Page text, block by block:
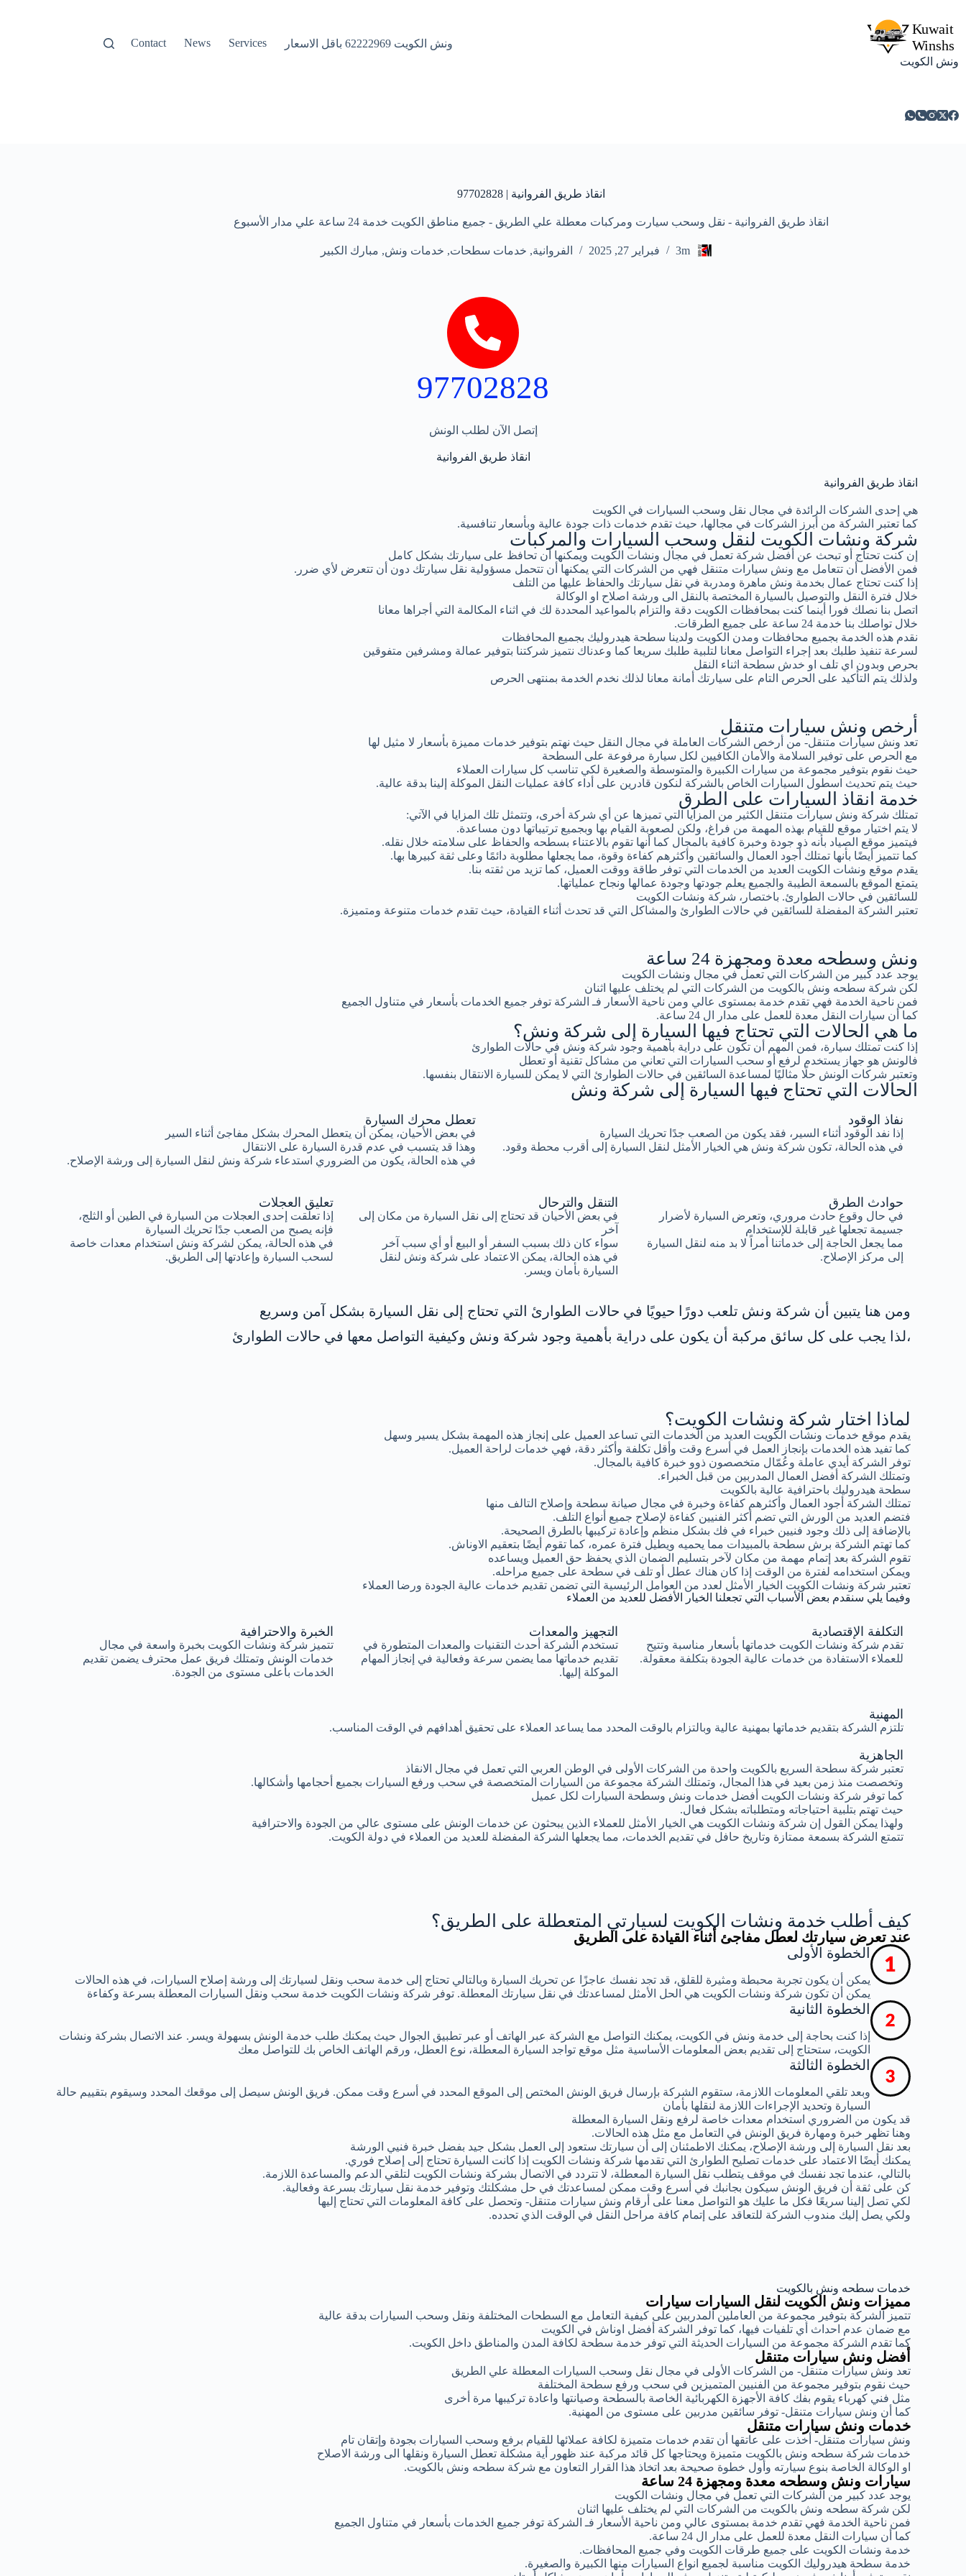
ونش الكويت
ونش الكويت 62222969 باقل الاسعار Services
News
Contact
انقاذ طريق الفروانية | 97702828
انقاذ طريق الفروانية - نقل وسحب سيارت ومركبات معطلة علي الطريق - جميع مناطق الكويت خدمة 24 ساعة علي مدار الأسبوع
3m فبراير 27, 2025 الفروانية, خدمات سطحات, خدمات ونش, مبارك الكبير
97702828
إتصل الآن لطلب الونش
انقاذ طريق الفروانية
انقاذ طريق الفروانية
هي إحدى الشركات الرائدة في مجال نقل وسحب السيارات في الكويت
كما تعتبر الشركة من أبرز الشركات في مجالها، حيث تقدم خدمات ذات جودة عالية وبأسعار تنافسية.
شركة ونشات الكويت لنقل وسحب السيارات والمركبات
إن كنت تحتاج أو تبحث عن أفضل شركة تعمل في مجال ونشات الكويت ويمكنها أن تحافظ على سيارتك بشكل كامل
فمن الأفضل أن تتعامل مع ونش سيارات متنقل فهي من الشركات التي يمكنها أن تتحمل مسؤولية نقل سيارتك دون أن تتعرض لأي ضرر.
إذا كنت تحتاج عمال بخدمة ونش ماهرة ومدربة في نقل سيارتك والحفاظ عليها من التلف
خلال فترة النقل والتوصيل بالسيارة المختصة بالنقل الى ورشة اصلاح او الوكالة
اتصل بنا نصلك فورا أينما كنت بمحافظات الكويت دقة والتزام بالمواعيد المحددة لك في اثناء المكالمة التي أجراها معانا
خلال تواصلك بنا خدمة 24 ساعة على جميع الطرقات.
نقدم هذه الخدمة بجميع محافظات ومدن الكويت ولدينا سطحة هيدروليك بجميع المحافظات
لسرعة تنفيذ طلبك بعد إجراء التواصل معانا لتلبية طلبك سريعا كما وعدناك نتميز شركتنا بتوفير عمالة ومشرفين متفوقين
بحرص وبدون اي تلف او خدش سطحة اثناء النقل
ولذلك يتم التأكيد على الحرص التام على سيارتك أمانة معانا لذلك نخدم الخدمة بمنتهى الحرص
أرخص ونش سيارات متنقل
تعد ونش سيارات متنقل- من أرخص الشركات العاملة في مجال النقل حيث نهتم بتوفير خدمات مميزة بأسعار لا مثيل لها
مع الحرص على توفير السلامة والأمان الكافيين لكل سيارة مرفوعة على السطحة
حيث نقوم بتوفير مجموعة من سيارات الكبيرة والمتوسطة والصغيرة لكي تناسب كل سيارات العملاء
حيث يتم تحديث اسطول السيارات الخاص بالشركة لنكون قادرين على أداء كافة عمليات النقل الموكلة إلينا بدقة عالية.
خدمة انقاذ السيارات على الطرق
تمتلك شركة ونش سيارات متنقل الكثير من المزايا التي تميزها عن أي شركة أخرى، وتتمثل تلك المزايا في الآتي:
لا يتم اختيار موقع للقيام بهذه المهمة من فراغ، ولكن لصعوبة القيام بها وبجميع ترتيباتها دون مساعدة.
فيتميز موقع الصياد بأنه ذو جودة وخبرة كافية بالمجال كما أنها تقوم بالاعتناء بسطحه والحفاظ على سلامته خلال نقله.
كما تتميز أيضًا بأنها تمتلك أجود العمال والسائقين وأكثرهم كفاءة وقوة، مما يجعلها مطلوبة دائمًا وعلى ثقة كبيرها بها.
يقدم موقع ونشات الكويت العديد من الخدمات التي توفر طاقة ووقت العميل، كما تزيد من ثقته بنا.
يتمتع الموقع بالسمعة الطيبة والجميع يعلم جودتها وجودة عمالها ونجاح عملياتها.
للسائقين في حالات الطوارئ. باختصار، شركة ونشات الكويت
تعتبر الشركة المفضلة للسائقين في حالات الطوارئ والمشاكل التي قد تحدث أثناء القيادة، حيث تقدم خدمات متنوعة ومتميزة.
ونش وسطحه معدة ومجهزة 24 ساعة
يوجد عدد كبير من الشركات التي تعمل في مجال ونشات الكويت
لكن شركة سطحه ونش بالكويت من الشركات التي لم يختلف عليها اثنان
فمن ناحية الخدمة فهي تقدم خدمة بمستوى عالي ومن ناحية الأسعار فـ الشركة توفر جميع الخدمات بأسعار في متناول الجميع
كما أن سيارات النقل معدة للعمل على مدار ال 24 ساعة.
ما هي الحالات التي تحتاج فيها السيارة إلى شركة ونش؟
إذا كنت تمتلك سيارة، فمن المهم أن تكون على دراية بأهمية وجود شركة ونش في حالات الطوارئ
فالونش هو جهاز يستخدم لرفع أو سحب السيارات التي تعاني من مشاكل تقنية أو تعطل
وتعتبر شركات الونش حلًا مثاليًا لمساعدة السائقين في حالات الطوارئ التي لا يمكن للسيارة الانتقال بنفسها.
الحالات التي تحتاج فيها السيارة إلى شركة ونش
تعطل محرك السيارة
في بعض الأحيان، يمكن أن يتعطل المحرك بشكل مفاجئ أثناء السير
وهذا قد يتسبب في عدم قدرة السيارة على الانتقال
في هذه الحالة، يكون من الضروري استدعاء شركة ونش لنقل السيارة إلى ورشة الإصلاح.
نفاذ الوقود
إذا نفد الوقود أثناء السير، فقد يكون من الصعب جدًا تحريك السيارة
في هذه الحالة، تكون شركة ونش هي الخيار الأمثل لنقل السيارة إلى أقرب محطة وقود.
تعليق العجلات
إذا تعلقت إحدى العجلات من السيارة في الطين أو الثلج،
فإنه يصبح من الصعب جدًا تحريك السيارة
في هذه الحالة، يمكن لشركة ونش استخدام معدات خاصة
لسحب السيارة وإعادتها إلى الطريق.
التنقل والترحال
في بعض الأحيان قد تحتاج إلى نقل السيارة من مكان إلى
آخر
سواء كان ذلك بسبب السفر أو البيع أو أي سبب آخر
في هذه الحالة، يمكن الاعتماد على شركة ونش لنقل
السيارة بأمان ويسر.
حوادث الطرق
في حال وقوع حادث مروري، وتعرض السيارة لأضرار
جسيمة تجعلها غير قابلة للإستخدام
مما يجعل الحاجة إلى خدماتنا أمراً لا بد منه لنقل السيارة
إلى مركز الإصلاح.
ومن هنا يتبين أن شركة ونش تلعب دورًا حيويًا في حالات الطوارئ التي تحتاج إلى نقل السيارة بشكل آمن وسريع
،لذا يجب على كل سائق مركبة أن يكون على دراية بأهمية وجود شركة ونش وكيفية التواصل معها في حالات الطوارئ
لماذا اختار شركة ونشات الكويت؟
يقدم موقع خدمات ونشات الكويت العديد من الخدمات التي تساعد العميل على إنجاز هذه المهمة بشكل يسير وسهل
كما تفيد هذه الخدمات بإنجاز العمل في أسرع وقت وأقل تكلفة وأكثر دقة، فهي خدمات لراحة العميل.
توفر الشركة أيدي عاملة وعُمّال متخصصون ذوو خبرة كافية بالمجال.
وتمتلك الشركة أفضل العمال المدربين من قبل الخبراء.
سطحة هيدروليك باحترافية عالية بالكويت
تمتلك الشركة أجود العمال وأكثرهم كفاءة وخبرة في مجال صيانة سطحة وإصلاح التالف منها
فتضم العديد من الورش التي تضم أكثر الفنيين كفاءة لإصلاح جميع أنواع التلف.
بالإضافة إلى ذلك وجود فنيين خبراء في فك بشكل منظم وإعادة تركيبها بالطرق الصحيحة.
كما تهتم الشركة برش سطحة بالمبيدات مما يحميه ويطيل فترة عمره، كما تقوم أيضًا بتعقيم الاوناش.
تقوم الشركة بعد إتمام مهمة من مكان لآخر بتسليم الضمان الذي يحفظ حق العميل ويساعده
ويمكن استخدامه لفترة من الوقت إذا كان هناك عطل أو تلف في سطحة على جميع مراحله.
تعتبر شركة ونشات الكويت الخيار الأمثل لعدد من العوامل الرئيسية التي تضمن تقديم خدمات عالية الجودة ورضا العملاء
وفيما يلي سنقدم بعض الأسباب التي تجعلنا الخيار الأفضل للعديد من العملاء
الخبرة والاحترافية
تتميز شركة ونشات الكويت بخبرة واسعة في مجال
خدمات الونش وتمتلك فريق عمل محترف يضمن تقديم
الخدمات بأعلى مستوى من الجودة.
التجهيز والمعدات
تستخدم الشركة أحدث التقنيات والمعدات المتطورة في
تقديم خدماتها مما يضمن سرعة وفعالية في إنجاز المهام
الموكلة إليها.
التكلفة الإقتصادية
تقدم شركة ونشات الكويت خدماتها بأسعار مناسبة وتتيح
للعملاء الاستفادة من خدمات عالية الجودة بتكلفة معقولة.
المهنية
تلتزم الشركة بتقديم خدماتها بمهنية عالية وبالتزام بالوقت المحدد مما يساعد العملاء على تحقيق أهدافهم في الوقت المناسب.
الجاهزية
تعتبر شركة سطحة السريع بالكويت واحدة من الشركات الأولى في الوطن العربي التي تعمل في مجال الانقاذ
وتخصصت منذ زمن بعيد في هذا المجال، وتمتلك الشركة مجموعة من السيارات المتخصصة في سحب ورفع السيارات بجميع أحجامها وأشكالها.
كما توفر شركة ونشات الكويت أفضل خدمات ونش وسطحة السيارات لكل عميل
حيث تهتم بتلبية احتياجاته ومتطلباته بشكل فعال.
ولهذا يمكن القول إن شركة ونشات الكويت هي الخيار الأمثل للعملاء الذين يبحثون عن خدمات الونش على مستوى عالي من الجودة والاحترافية
تتمتع الشركة بسمعة ممتازة وتاريخ حافل في تقديم الخدمات، مما يجعلها الشركة المفضلة للعديد من العملاء في دولة الكويت.
كيف أطلب خدمة ونشات الكويت لسيارتي المتعطلة على الطريق؟
عند تعرض سيارتك لعطل مفاجئ أثناء القيادة على الطريق
الخطوة الأولى
يمكن أن يكون تجربة محبطة ومثيرة للقلق، قد تجد نفسك عاجزًا عن تحريك السيارة وبالتالي تحتاج إلى خدمة سحب ونقل لسيارتك إلى ورشة إصلاح السيارات، في هذه الحالات
يمكن أن تكون شركة ونشات الكويت هي الحل الأمثل لمساعدتك في نقل سيارتك المعطلة. توفر شركة ونشات الكويت خدمة سحب ونقل السيارات المعطلة بسرعة وكفاءة
الخطوة الثانية
إذا كنت بحاجة إلى خدمة ونش في الكويت، يمكنك التواصل مع الشركة عبر الهاتف أو عبر تطبيق الجوال حيث يمكنك طلب خدمة الونش بسهولة ويسر. عند الاتصال بشركة ونشات
الكويت، ستحتاج إلى تقديم بعض المعلومات الأساسية مثل موقع تواجد السيارة المعطلة، نوع العطل، ورقم الهاتف الخاص بك للتواصل معك
الخطوة الثالثة
وبعد تلقي المعلومات اللازمة، ستقوم الشركة بإرسال فريق الونش المختص إلى الموقع المحدد في أسرع وقت ممكن. فريق الونش سيصل إلى موقعك المحدد وسيقوم بتقييم حالة
السيارة وتحديد الإجراءات اللازمة لنقلها بأمان
قد يكون من الضروري استخدام معدات خاصة لرفع ونقل السيارة المعطلة
وهنا تظهر خبرة ومهارة فريق الونش في التعامل مع مثل هذه الحالات.
بعد نقل السيارة إلى ورشة الإصلاح، يمكنك الاطمئنان إلى أن سيارتك ستعود إلى العمل بشكل جيد بفضل خبرة فنيي الورشة
يمكنك أيضًا الاعتماد على خدمات تصليح الطوارئ التي تقدمها شركة ونشات الكويت إذا كانت السيارة تحتاج إلى إصلاح فوري.
بالتالي، عندما تجد نفسك في موقف يتطلب نقل السيارة المعطلة، لا تتردد في الاتصال بشركة ونشات الكويت لتلقي الدعم والمساعدة اللازمة.
كن على ثقة أن فريق الونش سيكون بجانبك في أسرع وقت ممكن لمساعدتك في حل مشكلتك وتوفير خدمة نقل سيارتك بسرعة وفعالية.
لكي تصل إلينا سريعًا فكل ما عليك هو التواصل معنا على أرقام ونش سيارات متنقل- وتحصل على كافة المعلومات التي تحتاج إليها
ولكي يصل إليك مندوب الشركة للتعاقد على إتمام كافة مراحل النقل في الوقت الذي تحدده.
خدمات سطحه ونش بالكويت
مميزات ونش الكويت لنقل السيارات سيارات
تتميز الشركة بتوفير مجموعة من العاملين المدربين على كيفية التعامل مع السطحات المختلفة ونقل وسحب السيارات بدقة عالية
مع ضمان عدم احداث أي تلفيات فيها، كما توفر الشركة أفضل اوناش في الكويت
كما تقدم الشركة مجموعة من السيارات الحديثة التي توفر خدمة سطحة لكافة المدن والمناطق داخل الكويت.
أفضل ونش سيارات متنقل
تعد ونش سيارات متنقل- من الشركات الأولى في مجال نقل وسحب السيارات المعطلة علي الطريق
حيث نقوم بتوفير مجموعة من الفنيين المتميزين في سحب ورفع سطحة المختلفة
مثل فني كهرباء يقوم بفك كافة الأجهزة الكهربائية الخاصة بالسطحة وصيانتها واعادة تركيبها مرة أخرى
كما أن ونش سيارات متنقل- توفر سائقين مدربين على مستوى من المهنية.
خدمات ونش سيارات متنقل
ونش سيارات متنقل- أخذت على عاتقها أن تقدم خدمات متميزة لكافة عملائها للقيام برفع وسحب السيارات بجودة وإتقان تام
خدمات شركة سطحه ونش بالكويت متميزة ويحتاجها كل قائد مركبة عند ظهور أية مشكلة تعطل السيارة ونقلها الى ورشة الاصلاح
او الوكالة الخاصة بنوع سيارته وأول خطوة صحيحة بعد اتخاذ هذا القرار التعاون مع شركة سطحه ونش بالكويت.
سيارات ونش وسطحه معدة ومجهزة 24 ساعة
يوجد عدد كبير من الشركات التي تعمل في مجال ونشات الكويت
لكن شركة سطحه ونش بالكويت من الشركات التي لم يختلف عليها اثنان
فمن ناحية الخدمة فهي تقدم خدمة بمستوى عالي ومن ناحية الأسعار فـ الشركة توفر جميع الخدمات بأسعار في متناول الجميع
كما أن سيارات النقل معدة للعمل على مدار ال 24 ساعة.
خدمة ونشات الكويت على جميع طرقات الكويت وفي جميع المحافظات.
خدمة سطحة هيدروليك الكويت مناسبة لجميع انواع السيارات منها الكبيرة والصغيرة.